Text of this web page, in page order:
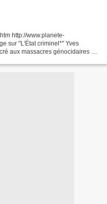
http://www.planete-
sur "L'État criminel*" Yves
aux massacres génocidaires en